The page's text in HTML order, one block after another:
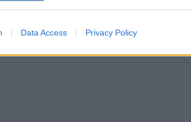
Data Access Privacy Policy